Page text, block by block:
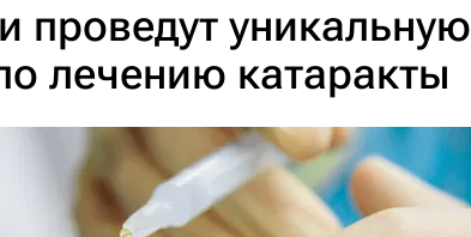
проведут уникальную
лечению катаракты